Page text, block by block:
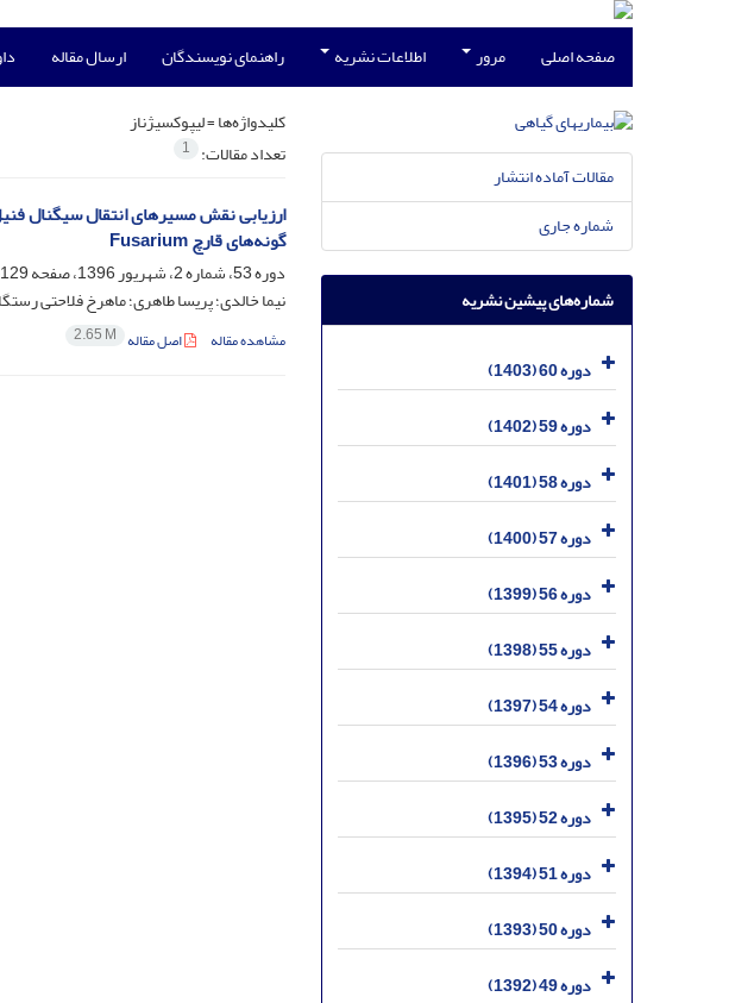
صفحه اصلی مرور اطلاعات نشریه راهنمای نویسندگان ارسال مقاله
کلیدواژه‌ها =لیپوکسیژناز
تعداد مقالات: 1
ارزیابی نقش مسیرهای انتقال سیگنال
گونه‌های قارچ Fusarium‌
دوره 53، شماره 2، شهریور 1396، صفحه
129-149
نیما خالدی؛ پریسا طاهری؛ ماهرخ فلاحتی
مشاهده مقاله اصل مقاله 2.65 M
مقالات آماده انتشار
شماره جاری
شماره‌های پیشین نشریه
دوره 60 (1403)
دوره 59 (1402)
دوره 58 (1401)
دوره 57 (1400)
دوره 56 (1399)
دوره 55 (1398)
دوره 54 (1397)
دوره 53 (1396)
دوره 52 (1395)
دوره 51 (1394)
دوره 50 (1393)
دوره 49 (1392)